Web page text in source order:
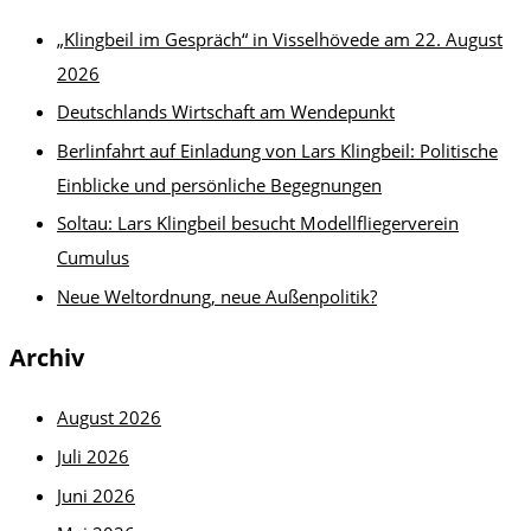
„Klingbeil im Gespräch“ in Visselhövede am 22. August
2026
Deutschlands Wirtschaft am Wendepunkt
Berlinfahrt auf Einladung von Lars Klingbeil: Politische
Einblicke und persönliche Begegnungen
Soltau: Lars Klingbeil besucht Modellfliegerverein
Cumulus
Neue Weltordnung, neue Außenpolitik?
Archiv
August 2026
Juli 2026
Juni 2026